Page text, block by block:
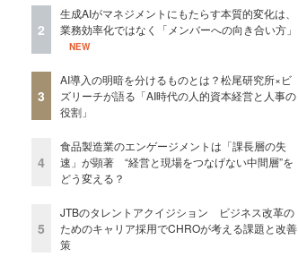
2
生成AIがマネジメントにもたらす本質的変化は、
業務効率化ではなく「メンバーへの向き合い方」
NEW
3
AI導入の明暗を分けるものとは？松尾研究所×ビ
ズリーチが語る「AI時代の人的資本経営と人事の
役割」
4
食品製造業のエンゲージメントは「課長層の失
速」が顕著 “経営と現場をつなげない中間層”を
どう変える？
5
JTBのタレントアクイジション ビジネス改革の
ためのキャリア採用でCHROが考える課題と改善
策